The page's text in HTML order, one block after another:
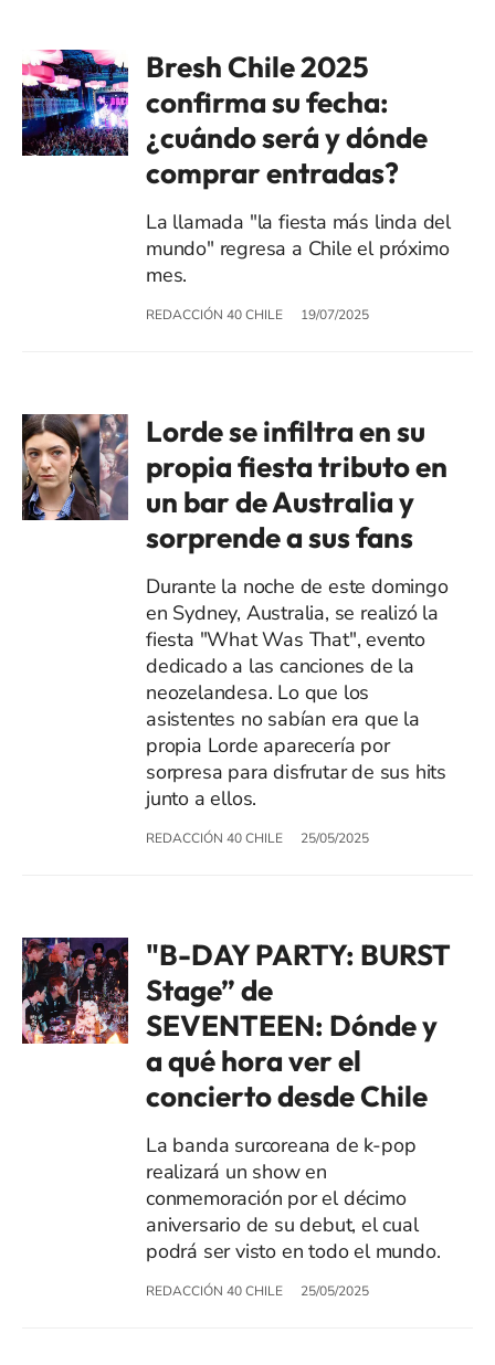
Bresh Chile 2025
confirma su fecha:
¿cuándo será y dónde
comprar entradas?
La llamada "la fiesta más linda del
mundo" regresa a Chile el próximo
mes.
REDACCIÓN 40 CHILE 19/07/2025
Lorde se infiltra en su
propia fiesta tributo en
un bar de Australia y
sorprende a sus fans
Durante la noche de este domingo
en Sydney, Australia, se realizó la
fiesta "What Was That", evento
dedicado a las canciones de la
neozelandesa. Lo que los
asistentes no sabían era que la
propia Lorde aparecería por
sorpresa para disfrutar de sus hits
junto a ellos.
REDACCIÓN 40 CHILE 25/05/2025
"B-DAY PARTY: BURST
Stage” de
SEVENTEEN: Dónde y
a qué hora ver el
concierto desde Chile
La banda surcoreana de k-pop
realizará un show en
conmemoración por el décimo
aniversario de su debut, el cual
podrá ser visto en todo el mundo.
REDACCIÓN 40 CHILE 25/05/2025